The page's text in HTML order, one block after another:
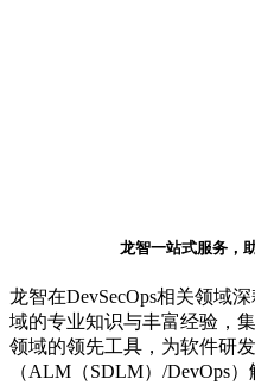
龙智一站式服务，
龙智在DevSecOps相关领域
域的专业知识与丰富经验，
领域的领先工具，为软件研
（ALM（SDLM）/DevOps